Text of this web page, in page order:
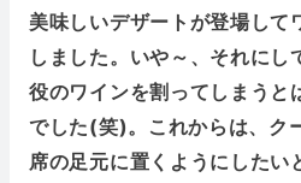
美味しいデザートが登場して
しました。いや～、それにし
役のワインを割ってしまうと
でした(笑)。これからは、ク
席の足元に置くようにしたい